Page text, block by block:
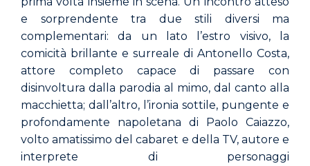
e sorprendente tra due stili diversi ma
complementari:da un lato l’estro visivo,
la
comicità brillante e surreale di Antonello Costa,
attore completo capacedi passarecon
disinvoltura dalla parodia al mimo, dal canto alla
macchietta; dall’altro, l’ironia sottile, pungente e
profondamente napoletana di Paolo Caiazzo,
voltoamatissimodelcabaret e della TV, autore e
interprete di personaggi